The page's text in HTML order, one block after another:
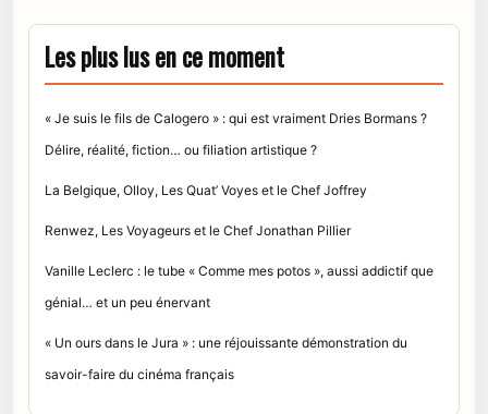
Les plus lus en ce moment
« Je suis le fils de Calogero » : qui est vraiment Dries Bormans ?
Délire, réalité, fiction… ou filiation artistique ?
La Belgique, Olloy, Les Quat’ Voyes et le Chef Joffrey
Renwez, Les Voyageurs et le Chef Jonathan Pillier
Vanille Leclerc : le tube « Comme mes potos », aussi addictif que
génial… et un peu énervant
« Un ours dans le Jura » : une réjouissante démonstration du
savoir-faire du cinéma français